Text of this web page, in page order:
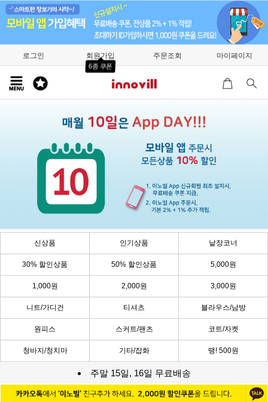
로그인 회원가입
6종 쿠폰
주문조회 마이페이지
신상품 인기상품 낱장코너
30% 할인상품 50% 할인상품 5,000원
1,000원 2,000원 3,000원
니트/가디건 티셔츠 블라우스/남방
원피스 스커트/팬츠 코트/자켓
청바지/청치마 기타/잡화 땡! 500원
주말 15일, 16일 무료배송